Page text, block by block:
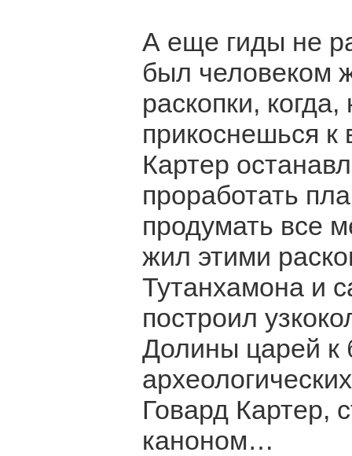
А еще гиды не
был человеком
раскопки,
прикоснешься к
Картер
проработать
продумать все
жил этими
Тутанхамона и
построил
Долины царей к
Говард Картер,
каноном…